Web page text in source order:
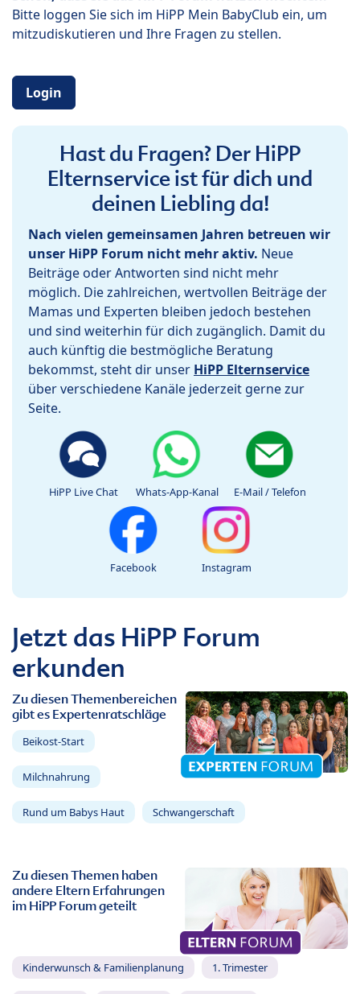
Bitte loggen Sie sich im HiPP Mein BabyClub ein, um
mitzudiskutieren und Ihre Fragen zu stellen.
Login
Hast du Fragen? Der HiPP
Elternservice ist für dich und
deinen Liebling da!
Nach vielen gemeinsamen Jahren betreuen wir
unser HiPP Forum nicht mehr aktiv. Neue
Beiträge oder Antworten sind nicht mehr
möglich. Die zahlreichen, wertvollen Beiträge der
Mamas und Experten bleiben jedoch bestehen
und sind weiterhin für dich zugänglich. Damit du
auch künftig die bestmögliche Beratung
bekommst, steht dir unser HiPP Elternservice
über verschiedene Kanäle jederzeit gerne zur
Seite.
HiPP Live Chat Whats-App-Kanal E-Mail / Telefon
Facebook Instagram
Jetzt das HiPP Forum
erkunden
Zu diesen Themenbereichen
gibt es Expertenratschläge
Beikost-Start
Milchnahrung
Rund um Babys Haut Schwangerschaft
Zu diesen Themen haben
andere Eltern Erfahrungen
im HiPP Forum geteilt
Kinderwunsch & Familienplanung 1. Trimester